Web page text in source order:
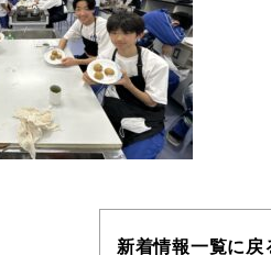
新着情報一覧に戻